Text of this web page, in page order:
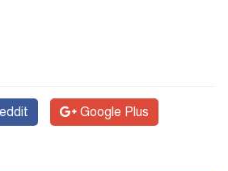
Google Plus